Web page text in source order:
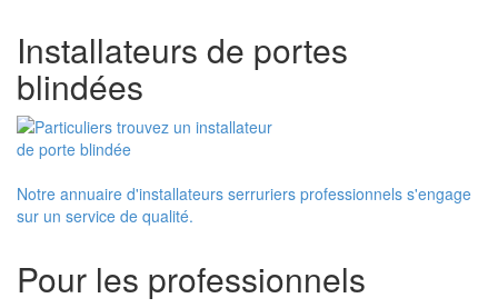
Installateurs de portes
blindées
Notre annuaire d'installateurs serruriers professionnels s'engage
sur un service de qualité.
Pour les professionnels